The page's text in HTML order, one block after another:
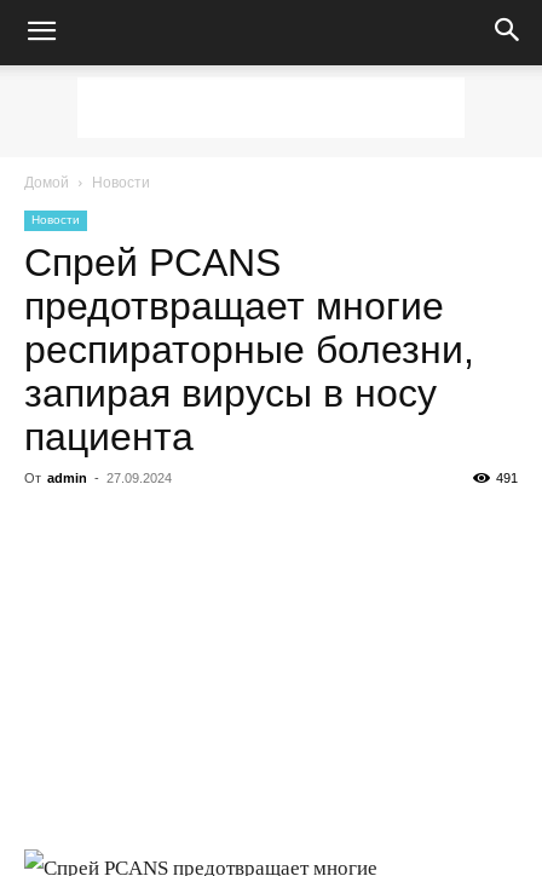
Домой Новости
Новости
Спрей PCANS
предотвращает многие
респираторные болезни,
запирая вирусы в носу
пациента
От admin - 27.09.2024 491